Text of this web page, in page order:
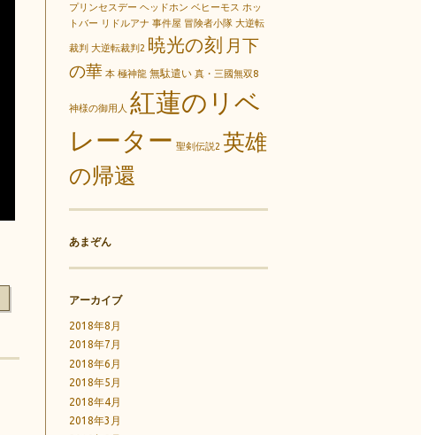
プリンセスデー ヘッドホン ベヒーモス ホッ
トバー リドルアナ 事件屋 冒険者小隊 大逆転
裁判 大逆転裁判2 暁光の刻 月下
の華 本 極神龍 無駄遣い 真・三國無双8
神様の御用人 紅蓮のリベ
レーター 聖剣伝説2 英雄
の帰還
あまぞん
アーカイブ
2018年8月
2018年7月
2018年6月
2018年5月
2018年4月
2018年3月